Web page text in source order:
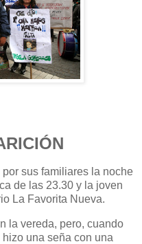
sus familiares la noche
de las 23.30 y la joven
La Favorita Nueva.
la vereda, pero, cuando
una seña con una